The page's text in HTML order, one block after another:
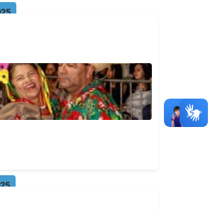
da Mulher 2025
as ruas de Damião-PB